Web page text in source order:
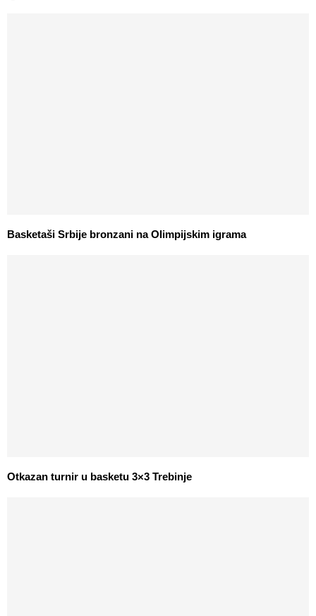
Basketaši Srbije bronzani na Olimpijskim igrama
Otkazan turnir u basketu 3×3 Trebinje